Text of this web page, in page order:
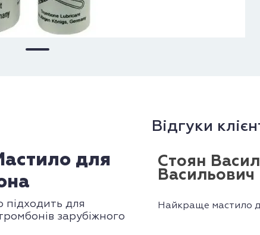
для
підходить для
зарубіжного
Відгуки
Стоян
Васильович
Найкраще мастило